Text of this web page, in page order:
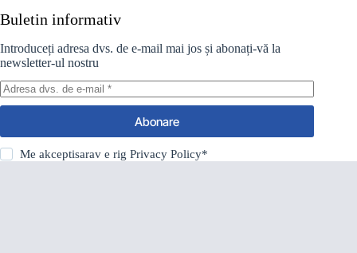
Buletin informativ
Introduceți adresa dvs. de e-mail mai jos și abonați-vă la
newsletter-ul nostru
Abonare
Me akceptisarav e rigPrivacy Policy*